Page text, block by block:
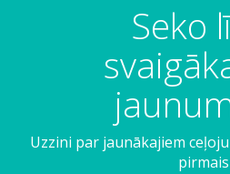
Seko
Uzzini par jaunākajiem
pirmais